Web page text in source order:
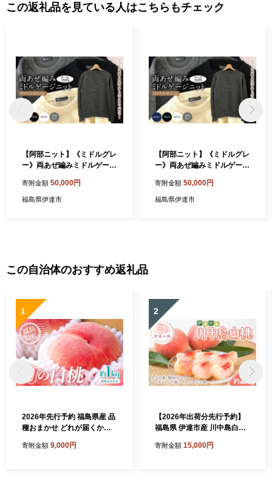
この返礼品を見ている人はこちらもチェック
【阿部ニット】《ミドルグレ
ー》両あぜ編みミドルゲージ
イズ F20C-366
寄附金額 50,000円
福島県伊達市
【阿部ニット】《ミドルグレ
ー》両あぜ編みミドルゲージ
イズ F20C-367
寄附金額 50,000円
福島県伊達市
この自治体のおすすめ返礼品
1
2026年先行予約 福島県産 品
種おまかせ どれが届くかお
量限定 期間限定 桃 もも モモ
寄附金額 9,000円
2
【2026年出荷分先行予約】
福島県 伊達市産 川中島白桃
株式会社 伊達の桃 桃 フルー
寄附金額 15,000円